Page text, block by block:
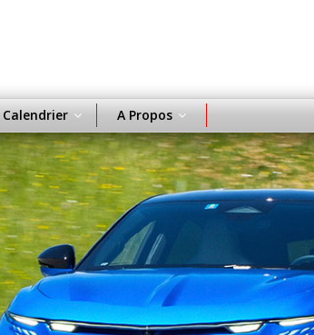
Calendrier A Propos